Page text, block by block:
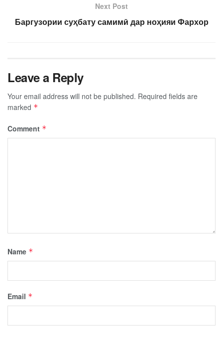
Next Post
Баргузории суҳбату самимӣ дар ноҳияи Фархор
Leave a Reply
Your email address will not be published. Required fields are
marked *
Comment *
Name *
Email *